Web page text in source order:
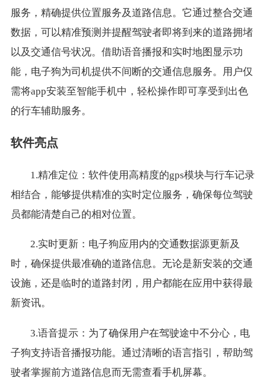
服务，精确提供位置服务及道路信息。它通过整合交通
数据，可以精准预测并提醒驾驶者即将到来的道路拥堵
以及交通信号状况。借助语音播报和实时地图显示功
能，电子狗为司机提供不间断的交通信息服务。用户仅
需将app安装至智能手机中，轻松操作即可享受到出色
的行车辅助服务。
软件亮点
1.精准定位：软件使用高精度的gps模块与行车记录
相结合，能够提供精准的实时定位服务，确保每位驾驶
员都能清楚自己的相对位置。
2.实时更新：电子狗应用内的交通数据源更新及
时，确保提供最准确的道路信息。无论是新安装的交通
设施，还是临时的道路封闭，用户都能在应用中获得最
新资讯。
3.语音提示：为了确保用户在驾驶途中不分心，电
子狗支持语音播报功能。通过清晰的语言指引，帮助驾
驶者掌握前方道路信息而无需查看手机屏幕。